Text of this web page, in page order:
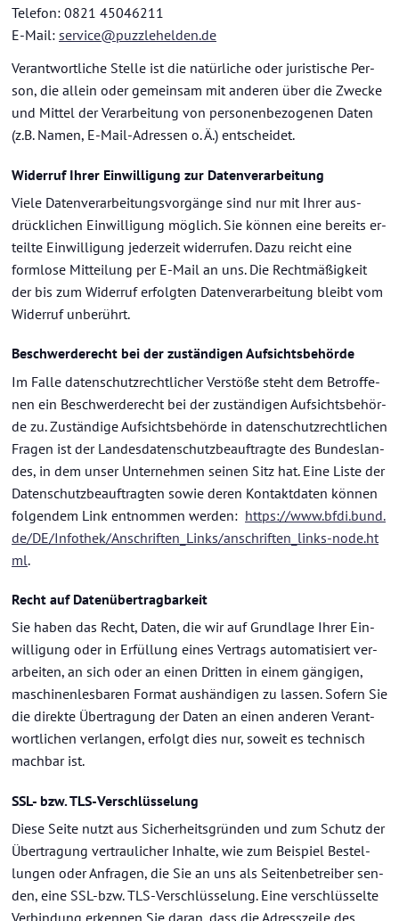
Te­le­fon: 0821 45046211
E-​Mail: ser­vice@puz­zle­hel­den.de
Ver­ant­wort­li­che Stel­le ist die na­tür­li­che oder ju­ris­ti­sche Per­
son, die al­lein oder ge­mein­sam mit an­de­ren über die Zwe­cke
und Mit­tel der Ver­ar­bei­tung von per­so­nen­be­zo­ge­nen Daten
(z.B. Namen, E-​Mail-Adressen o. Ä.) ent­schei­det.
Wi­der­ruf Ihrer Ein­wil­li­gung zur Da­ten­ver­ar­bei­tung
Viele Da­ten­ver­ar­bei­tungs­vor­gän­ge sind nur mit Ihrer aus­
drück­li­chen Ein­wil­li­gung mög­lich. Sie kön­nen eine be­reits er­
teil­te Ein­wil­li­gung je­der­zeit wi­der­ru­fen. Dazu reicht eine
form­lo­se Mit­tei­lung per E-​Mail an uns. Die Recht­mä­ßig­keit
der bis zum Wi­der­ruf er­folg­ten Da­ten­ver­ar­bei­tung bleibt vom
Wi­der­ruf un­be­rührt.
Be­schwer­de­recht bei der zu­stän­di­gen Auf­sichts­be­hör­de
Im Falle da­ten­schutz­recht­li­cher Ver­stö­ße steht dem Be­trof­fe­
nen ein Be­schwer­de­recht bei der zu­stän­di­gen Auf­sichts­be­hör­
de zu. Zu­stän­di­ge Auf­sichts­be­hör­de in da­ten­schutz­recht­li­chen
Fra­gen ist der Lan­des­da­ten­schutz­be­auf­trag­te des Bun­des­lan­
des, in dem unser Un­ter­neh­men sei­nen Sitz hat. Eine Liste der
Da­ten­schutz­be­auf­trag­ten sowie deren Kon­takt­da­ten kön­nen
fol­gen­dem Link ent­nom­men wer­den: https://www.bfdi.bund.
de/DE/In­fo­thek/An­schrif­ten_­Links/anschriften_links-​node.ht
ml.
Recht auf Da­ten­über­trag­bar­keit
Sie haben das Recht, Daten, die wir auf Grund­la­ge Ihrer Ein­
wil­li­gung oder in Er­fül­lung eines Ver­trags au­to­ma­ti­siert ver­
ar­bei­ten, an sich oder an einen Drit­ten in einem gän­gi­gen,
ma­schi­nen­les­ba­ren For­mat aus­hän­di­gen zu las­sen. So­fern Sie
die di­rek­te Über­tra­gung der Daten an einen an­de­ren Ver­ant­
wort­li­chen ver­lan­gen, er­folgt dies nur, so­weit es tech­nisch
mach­bar ist.
SSL- bzw. TLS-​Verschlüsselung
Diese Seite nutzt aus Si­cher­heits­grün­den und zum Schutz der
Über­tra­gung ver­trau­li­cher In­hal­te, wie zum Bei­spiel Be­stel­
lun­gen oder An­fra­gen, die Sie an uns als Sei­ten­be­trei­ber sen­
den, eine SSL-​bzw. TLS-​Verschlüsselung. Eine ver­schlüs­sel­te
Ver­bin­dung er­ken­nen Sie daran, dass die Adress­zei­le des